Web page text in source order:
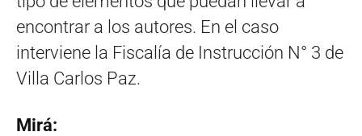
encontrar a los autores. En el caso
interviene la Fiscalía de Instrucción N° 3 de
Villa Carlos Paz.
Mirá: